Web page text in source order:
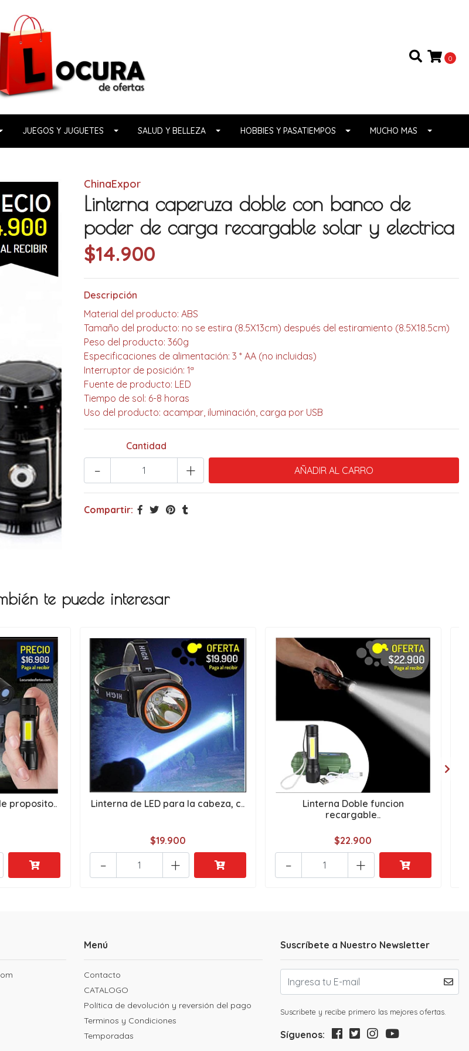
0
JUEGOS Y JUGUETES SALUD Y BELLEZA HOBBIES Y PASATIEMPOS MUCHO MAS
ChinaExpor
Linterna caperuza doble con banco de
poder de carga recargable solar y electrica
$14.900
Descripción
Material del producto: ABS
Tamaño del producto: no se estira (8.5X13cm) después del estiramiento (8.5X18.5cm)
Peso del producto: 360g
Especificaciones de alimentación: 3 * AA (no incluidas)
Interruptor de posición: 1ª
Fuente de producto: LED
Tiempo de sol: 6-8 horas
Uso del producto: acampar, iluminación, carga por USB
Cantidad
+
-
Compartir:
te puede interesar
proposito.. Linterna de LED para la cabeza, c..
$19.900
+
-
Linterna Doble funcion
recargable..
$22.900
+
-
Menú
Contacto
CATALOGO
Política de devolución y reversión del pago
Terminos y Condiciones
Temporadas
Suscríbete a Nuestro Newsletter
Suscribete y recibe primero las mejores ofertas.
Síguenos: